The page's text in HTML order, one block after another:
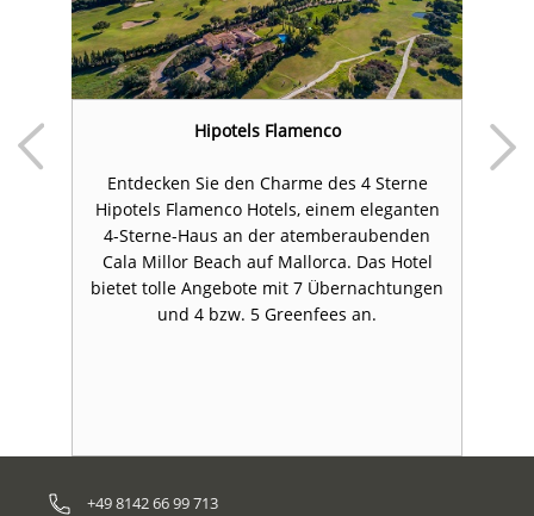
Hipotels Flamenco
Entdecken Sie den Charme des 4 Sterne
Hipotels Flamenco Hotels, einem eleganten
4-Sterne-Haus an der atemberaubenden
Cala Millor Beach auf Mallorca. Das Hotel
bietet tolle Angebote mit 7 Übernachtungen
und 4 bzw. 5 Greenfees an.
+49 8142 66 99 713